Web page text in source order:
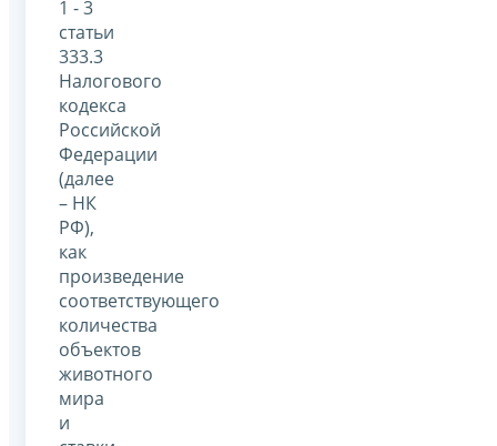
1 - 3
статьи
333.3
Налогового
кодекса
Российской
Федерации
(далее
– НК
РФ),
как
произведение
соответствующего
количества
объектов
животного
мира
и